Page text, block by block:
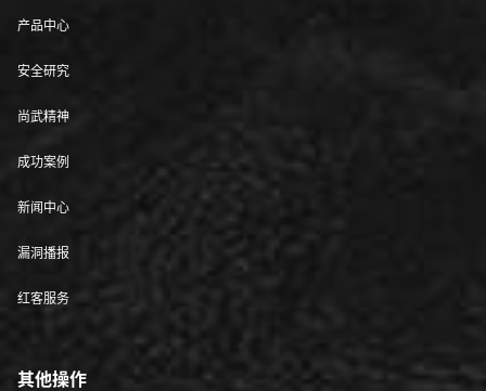
产品中心
安全研究
尚武精神
成功案例
新闻中心
漏洞播报
红客服务
其他操作